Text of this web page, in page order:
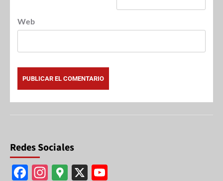
Web
Redes Sociales
F
In G
X